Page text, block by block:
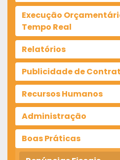
Execução
Tempo Real
Relatórios
Publicidade de
Recursos Humanos
Administração
Boas Práticas